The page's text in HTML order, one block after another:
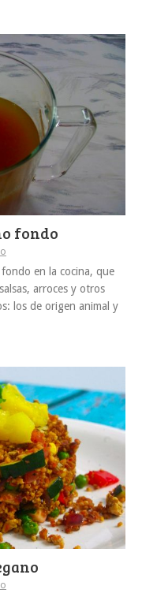
fondo
en la cocina, que
arroces y otros
los de origen animal y